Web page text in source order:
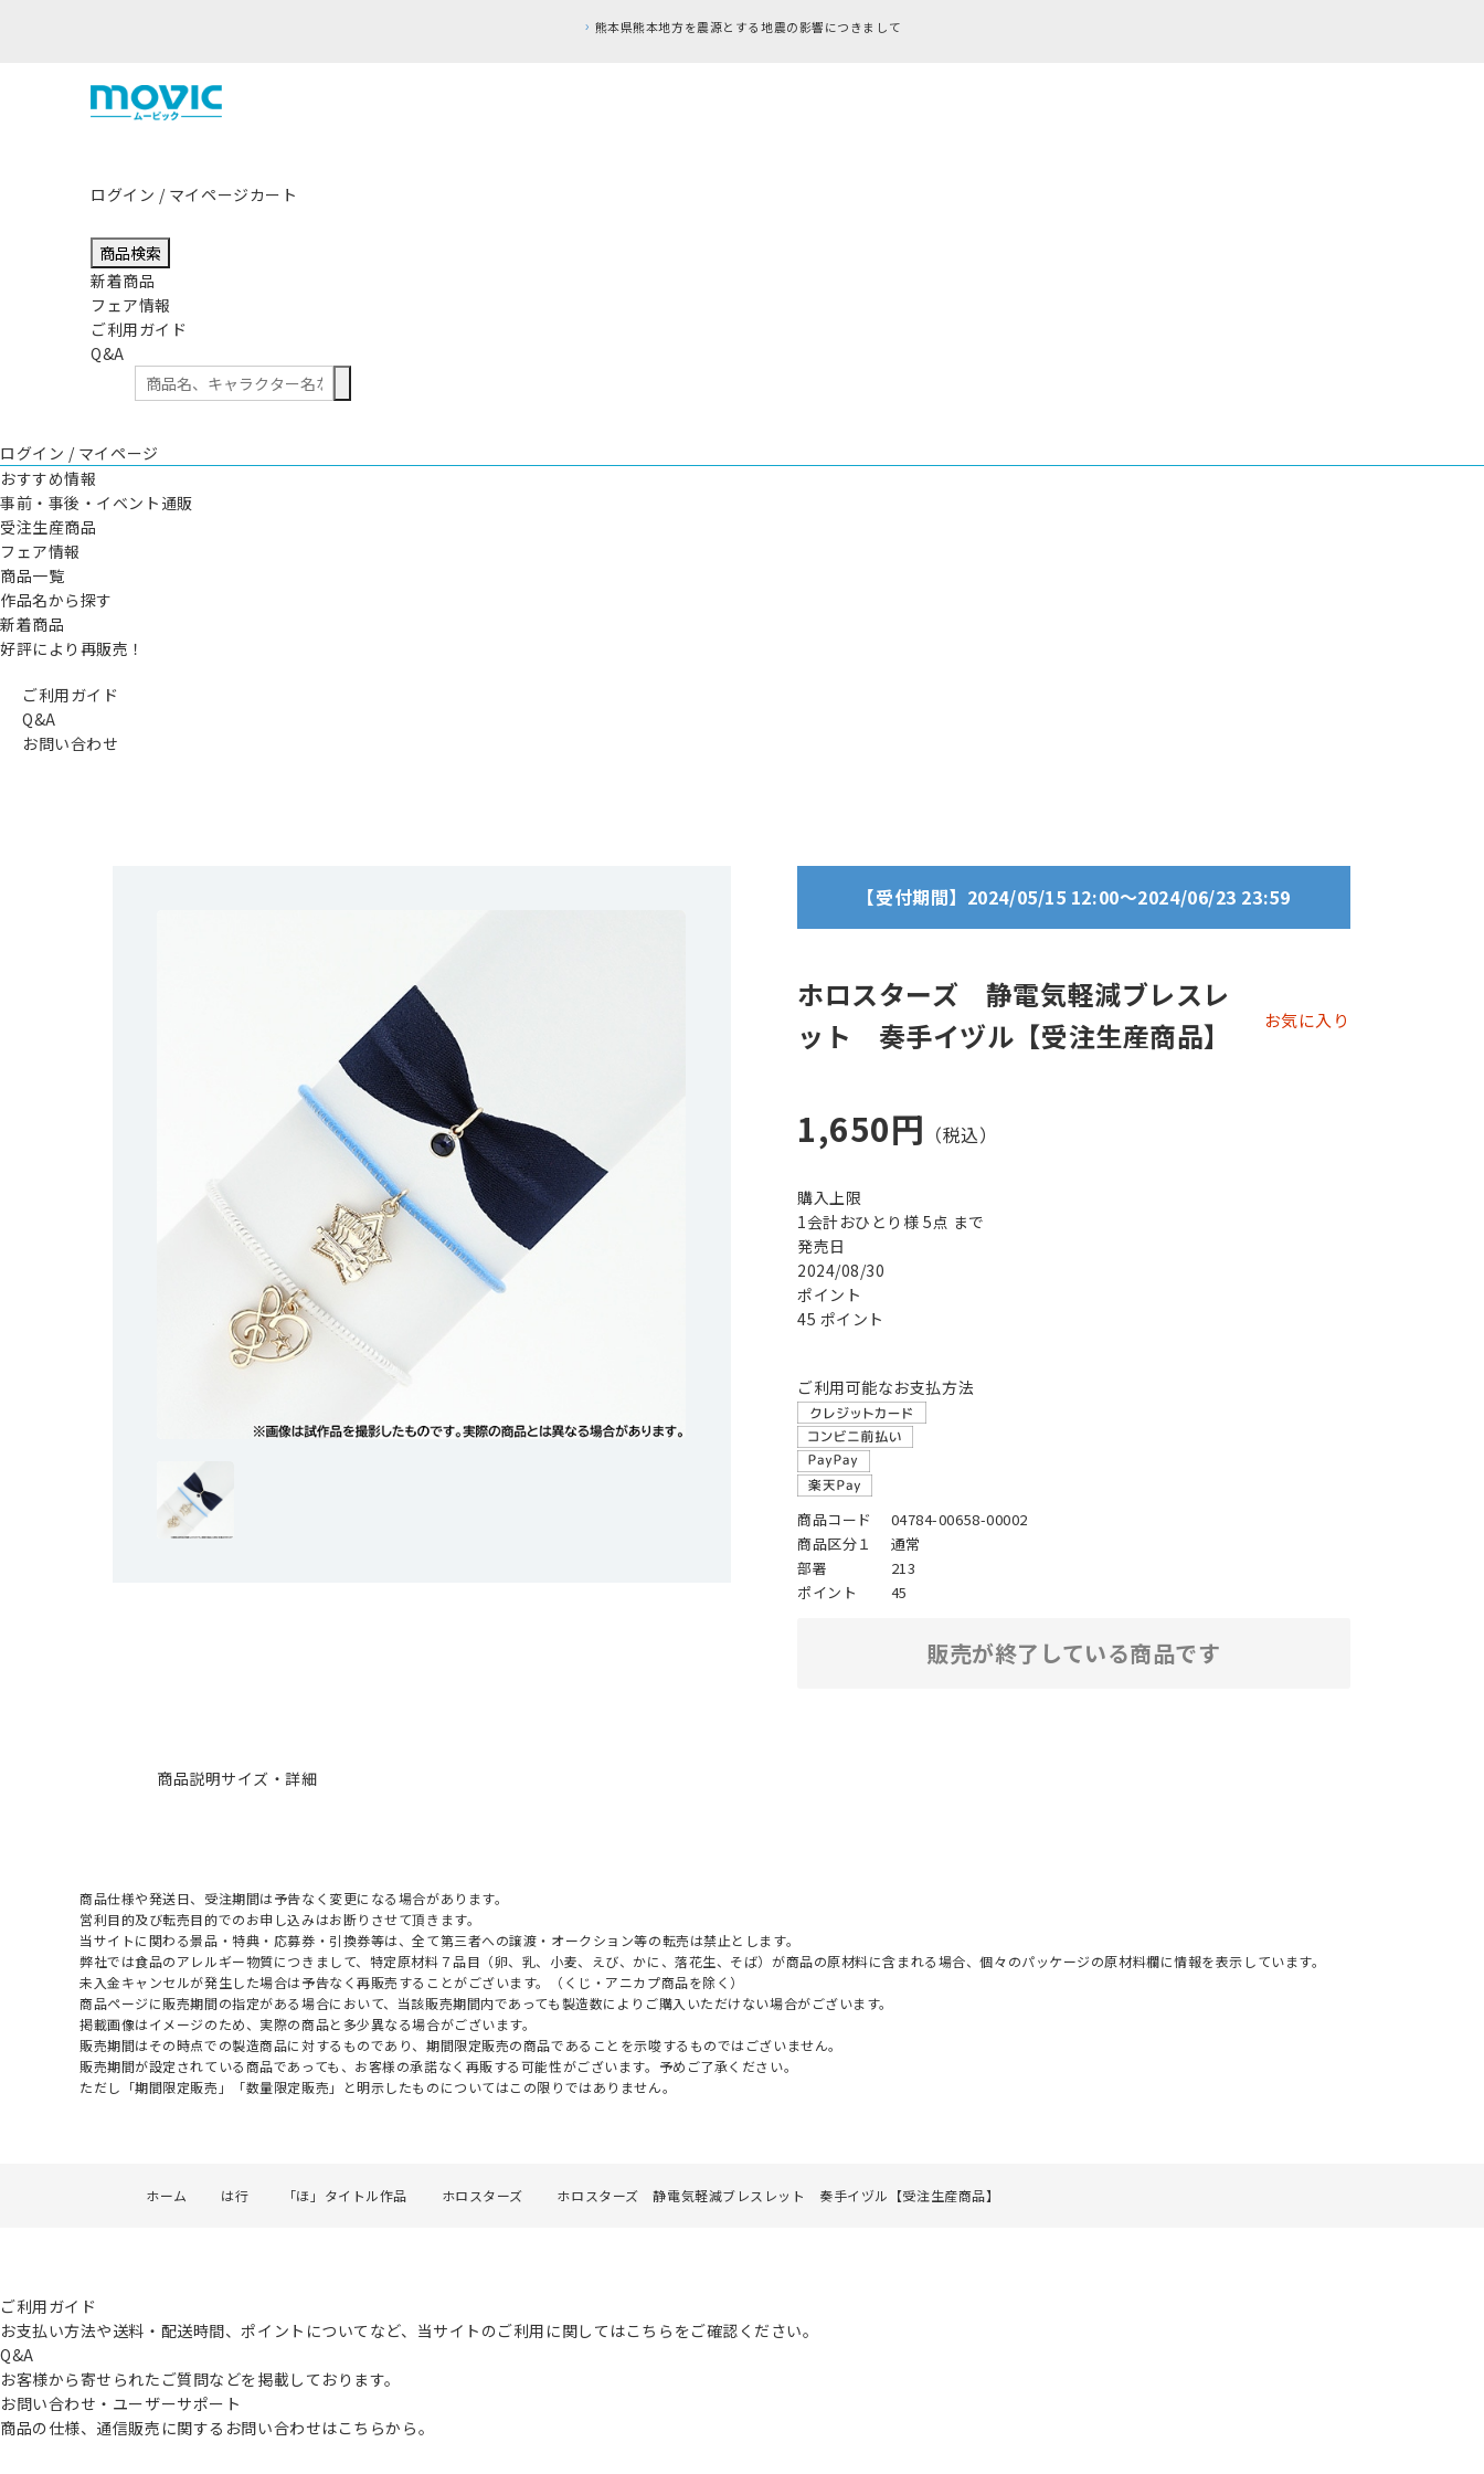
ログイン / マイページカート
商品検索
新着商品
フェア情報
ご利用ガイド
Q&A
ログイン / マイページ
おすすめ情報
事前・事後・イベント通販
受注生産商品
フェア情報
商品一覧
作品名から探す
新着商品
好評により再販売！
ご利用ガイド
Q&A
お問い合わせ
【受付期間】2024/05/15 12:00～2024/06/23 23:59
ホロスターズ 静電気軽減ブレスレ
ット 奏手イヅル【受注生産商品】
お気に入り
1,650円
購入上限
1会計おひとり様 5点 まで
発売日
2024/08/30
ポイント
45 ポイント
ご利用可能なお支払方法
商品コード
04784-00658-00002
商品区分１
通常
部署
213
ポイント
45
販売が終了している商品です
商品説明サイズ・詳細
商品仕様や発送日、受注期間は予告なく変更になる場合があります。
営利目的及び転売目的でのお申し込みはお断りさせて頂きます。
当サイトに関わる景品・特典・応募券・引換券等は、全て第三者への譲渡・オークション等の転売は禁止とします。
弊社では食品のアレルギー物質につきまして、特定原材料７品目（卵、乳、小麦、えび、かに、落花生、そば）が商品の原材料に含まれる場合、個々のパッケージの原材料欄に情報を表示しています。
未入金キャンセルが発生した場合は予告なく再販売することがございます。（くじ・アニカプ商品を除く）
商品ページに販売期間の指定がある場合において、当該販売期間内であっても製造数によりご購入いただけない場合がございます。
掲載画像はイメージのため、実際の商品と多少異なる場合がございます。
販売期間はその時点での製造商品に対するものであり、期間限定販売の商品であることを示唆するものではございません。
販売期間が設定されている商品であっても、お客様の承諾なく再販する可能性がございます。予めご了承ください。
ただし「期間限定販売」「数量限定販売」と明示したものについてはこの限りではありません。
ホーム は行 「ほ」タイトル作品 ホロスターズ ホロスターズ 静電気軽減ブレスレット 奏手イヅル【受注生産商品】
ご利用ガイド
お支払い方法や送料・配送時間、ポイントについてなど、当サイトのご利用に関してはこちらをご確認ください。
Q&A
お客様から寄せられたご質問などを掲載しております。
お問い合わせ・ユーザーサポート
商品の仕様、通信販売に関するお問い合わせはこちらから。